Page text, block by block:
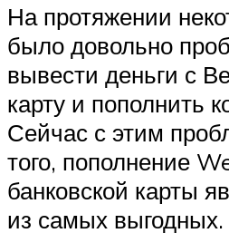
На протяжении
было довольно
вывести деньги с
карту и пополнить
Сейчас с этим
того, пополнение
банковской карты
из самых